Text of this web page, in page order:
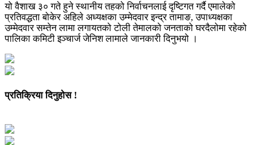
यो वैशाख ३० गते हुने स्थानीय तहको निर्वाचनलाई दृष्टिगत गर्दै एमालेको
प्रतिवद्धता बोकेर अहिले अध्यक्षका उम्मेदवार इन्द्र तामाङ, उपाध्यक्षका
उम्मेदवार सम्तेन लामा लगायतको टोली तेमालको जनताको घरदैलोमा रहेको
पालिका कमिटी इञ्चार्ज जेनिश लामाले जानकारी दिनुभयो ।
प्रतिक्रिया दिनुहोस !